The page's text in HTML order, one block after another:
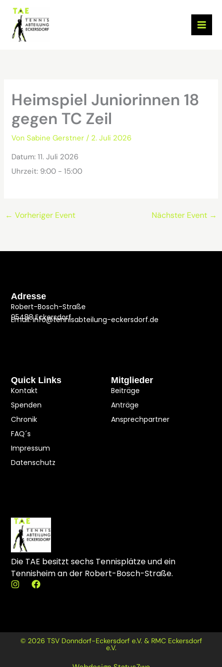
Zum
Inhalt
springen
Heimspiel Juniorinnen 18
gegen TC Zeil
VonSabine Gerstner/ 2. Juli 2026
Datum:11. Juli 2026
Uhrzeit: 9:00 - 15:00
← Vorheriger Event Nächster Event →
Die TAE besitzt sechs Tennisplätze und ein
Tennisheim an der Robert-Bosch-Straße.
I F
o
k
Mitglieder
Beiträge
Anträge
Ansprechpartner
Quick Links
Kontakt
Spenden
Chronik
FAQ´s
Impressum
Datenschutz
Adresse
Robert-Bosch-Straße
95488 Eckersdorf
Email: info@tennisabteilung-eckersdorf.de
© 2026 TSV Donndorf-Eckersdorf e.V. & RMC Eckersdorf
e.V.